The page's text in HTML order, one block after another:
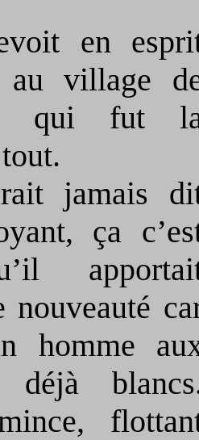
en
au village
qui fut
jamais
ça
nouveauté
homme
déjà